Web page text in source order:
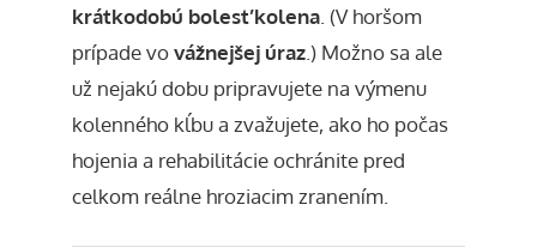
krátkodobú bolesť kolena. (V horšom
prípade vovážnejšej úraz.) Možno sa ale
už nejakú dobu pripravujete na výmenu
kolenného kĺbu a zvažujete, ako ho počas
hojenia a rehabilitácie ochránite pred
celkom reálne hroziacim zranením.